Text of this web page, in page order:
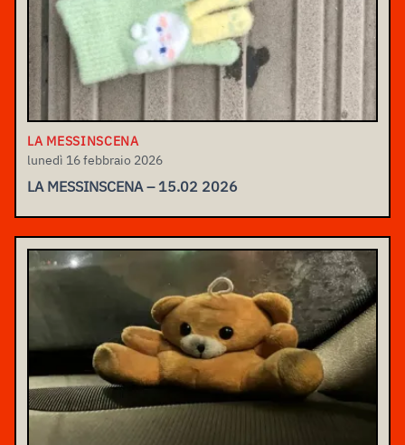
LA MESSINSCENA
lunedì 16 febbraio 2026
LA MESSINSCENA – 15.02 2026